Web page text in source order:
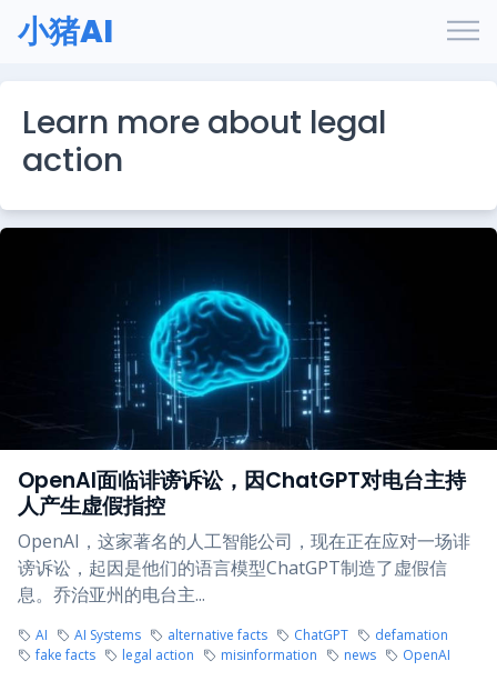
小猪AI
Learn more about legal
action
OpenAI面临诽谤诉讼，因ChatGPT对电台主持
人产生虚假指控
OpenAI，这家著名的人工智能公司，现在正在应对一场诽
谤诉讼，起因是他们的语言模型ChatGPT制造了虚假信
息。乔治亚州的电台主...
AI AI Systems alternative facts ChatGPT
defamation
fake facts
legal action misinformation news OpenAI